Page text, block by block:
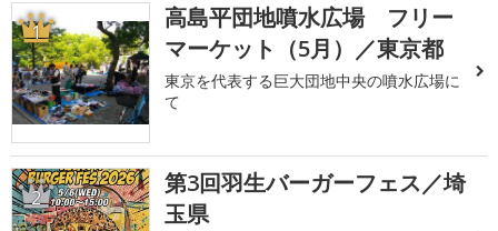
1
高島平団地噴水広場 フリー
マーケット（5月）／東京都
東京を代表する巨大団地中央の噴水広場に
て
2
第3回羽生バーガーフェス／埼
玉県